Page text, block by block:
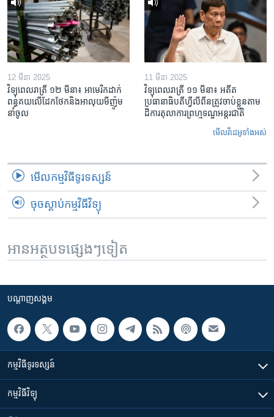
12 មីនា 2025
វិទ្យុពេលរាត្រី ១២ មីនា៖ អាមេរិក​ដាក់​
ពន្ធគយ​លើ​ដែកថែក​និង​អាលុយ​មីញ៉ូម​
នាំចូល
11 មីនា 2025
វិទ្យុពេលរាត្រី ១១ មីនា៖ អតីត​
ប្រធានាធិបតីហ្វីលីពីន​ត្រូវ​ចាប់ខ្លួនតាម
ដីការ​តុលាការ​ព្រហ្មទណ្ឌ​អន្តរជាតិ
មើល​វីដេអូ​ទាំង​អស់
មើល​កម្មវិធី​ទូរទស្សន៍
ចុចស្តាប់កម្មវិធីវិទ្យុ
អានអត្ថបទផ្សេងៗទៀត
បណ្តាញ​សង្គម
កម្មវិធី​ទូរទស្សន៍
កម្មវិធី​វិទ្យុ